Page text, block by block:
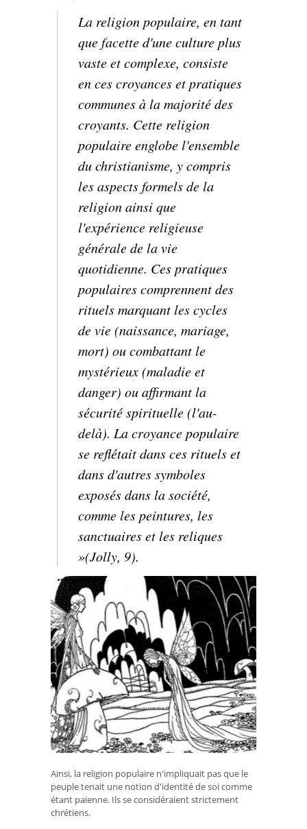
La religion populaire, en tant
que facette d'une culture plus
vaste et complexe, consiste
en ces croyances et pratiques
communes à la majorité des
croyants. Cette religion
populaire englobe l'ensemble
du christianisme, y compris
les aspects formels de la
religion ainsi que
l'expérience religieuse
générale de la vie
quotidienne. Ces pratiques
populaires comprennent des
rituels marquant les cycles
de vie (naissance, mariage,
mort) ou combattant le
mystérieux (maladie et
danger) ou affirmant la
sécurité spirituelle (l'au-
delà). La croyance populaire
se reflétait dans ces rituels et
dans d'autres symboles
exposés dans la société,
comme les peintures, les
sanctuaires et les reliques
»(Jolly, 9).
Ainsi, la religion populaire n'impliquait pas que le
peuple tenait une notion d'identité de soi comme
étant païenne. Ils se considéraient strictement
chrétiens.